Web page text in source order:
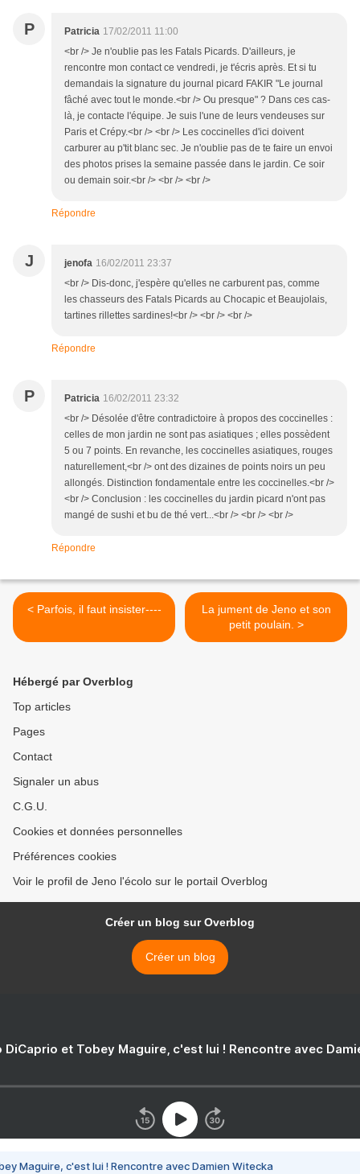
P Patricia 17/02/2011 11:00
<br /> Je n'oublie pas les Fatals Picards. D'ailleurs, je
rencontre mon contact ce vendredi, je t'écris après. Et si tu
demandais la signature du journal picard FAKIR "Le journal
fâché avec tout le monde.<br /> Ou presque" ? Dans ces cas-
là, je contacte l'équipe. Je suis l'une de leurs vendeuses sur
Paris et Crépy.<br /> <br /> Les coccinelles d'ici doivent
carburer au p'tit blanc sec. Je n'oublie pas de te faire un envoi
des photos prises la semaine passée dans le jardin. Ce soir
ou demain soir.<br /> <br /> <br />
Répondre
J jenofa 16/02/2011 23:37
<br /> Dis-donc, j'espère qu'elles ne carburent pas, comme
les chasseurs des Fatals Picards au Chocapic et Beaujolais,
tartines rillettes sardines!<br /> <br /> <br />
Répondre
P Patricia 16/02/2011 23:32
<br /> Désolée d'être contradictoire à propos des coccinelles :
celles de mon jardin ne sont pas asiatiques ; elles possèdent
5 ou 7 points. En revanche, les coccinelles asiatiques, rouges
naturellement,<br /> ont des dizaines de points noirs un peu
allongés. Distinction fondamentale entre les coccinelles.<br />
<br /> Conclusion : les coccinelles du jardin picard n'ont pas
mangé de sushi et bu de thé vert...<br /> <br /> <br />
Répondre
< Parfois, il faut insister----
La jument de Jeno et son
petit poulain. >
Hébergé par Overblog
Top articles
Pages
Contact
Signaler un abus
C.G.U.
Cookies et données personnelles
Préférences cookies
Voir le profil de Jeno l'écolo sur le portail Overblog
Créer un blog sur Overblog
Créer un blog
DiCaprio et Tobey Maguire, c'est lui ! Rencontre avec
Maguire, c'est lui ! Rencontre avec Damien Witecka